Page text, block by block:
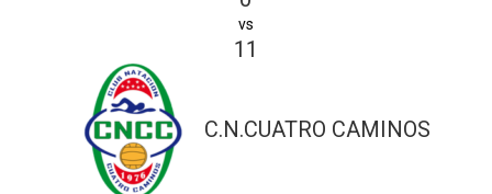
vs
11
C.N.CUATRO CAMINOS